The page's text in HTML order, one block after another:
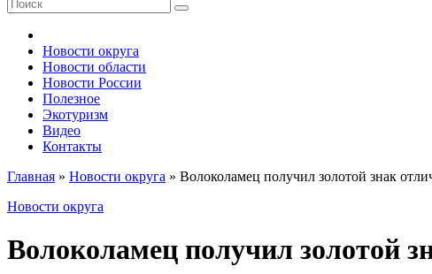
Новости округа
Новости области
Новости России
Полезное
Экотуризм
Видео
Контакты
Главная » Новости округа » Волоколамец получил золотой знак
Новости округа
Волоколамец получил золотой